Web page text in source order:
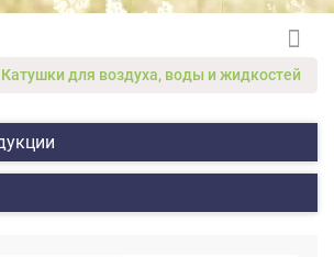
Катушки для воздуха, воды и жидкостей